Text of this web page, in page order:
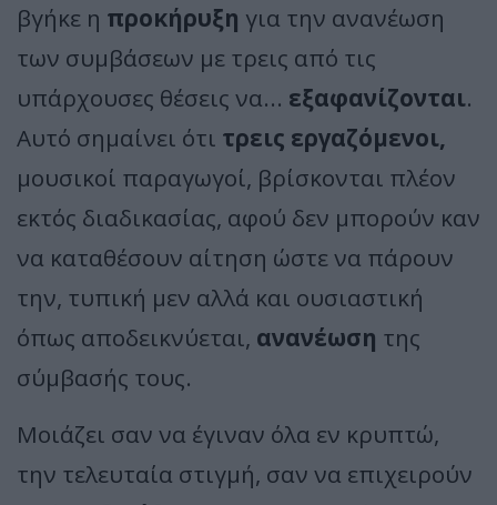
βγήκε η προκήρυξη για την ανανέωση
των συμβάσεων με τρεις από τις
υπάρχουσες θέσεις να... εξαφανίζονται.
Αυτό σημαίνει ότι τρεις εργαζόμενοι,
μουσικοί παραγωγοί, βρίσκονται πλέον
εκτός διαδικασίας, αφού δεν μπορούν καν
να καταθέσουν αίτηση ώστε να πάρουν
την, τυπική μεν αλλά και ουσιαστική
όπως αποδεικνύεται, ανανέωση της
σύμβασής τους.
Μοιάζει σαν να έγιναν όλα εν κρυπτώ,
την τελευταία στιγμή, σαν να επιχειρούν